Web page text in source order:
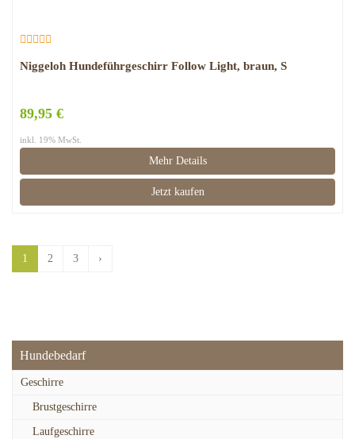
Niggeloh Hundeführgeschirr Follow Light, braun, S
89,95 €
inkl. 19% MwSt.
Mehr Details
Jetzt kaufen
1 2 3 ›
Hundebedarf
Geschirre
Brustgeschirre
Laufgeschirre